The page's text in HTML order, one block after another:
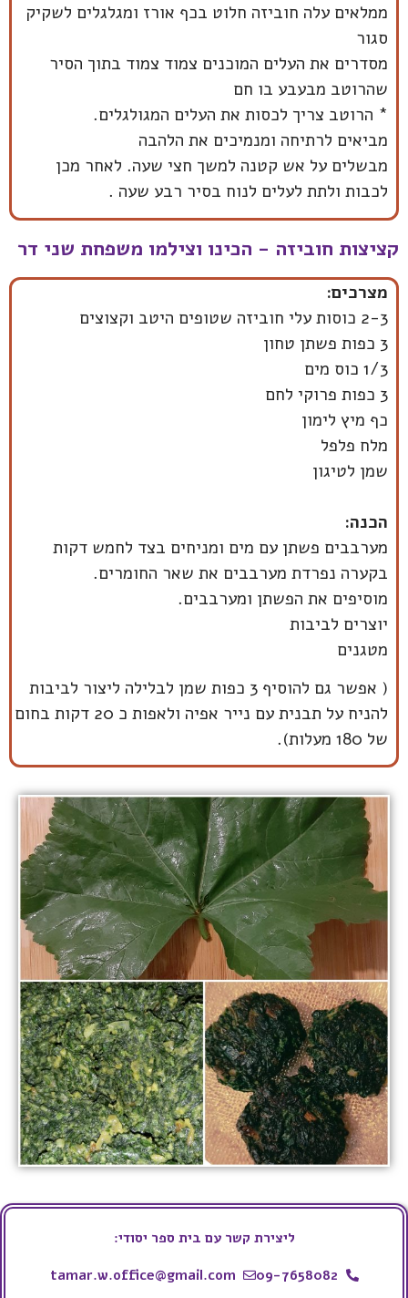
ממלאים עלה חוביזה חלוט בכף אורז ומגלגלים לשקיק
סגור
מסדרים את העלים המוכנים צמוד צמוד בתוך הסיר
שהרוטב מבעבע בו חם
* הרוטב צריך לכסות את העלים המגולגלים.
מביאים לרתיחה ומנמיכים את הלהבה
מבשלים על אש קטנה למשך חצי שעה. לאחר מכן
לכבות ולתת לעלים לנוח בסיר רבע שעה .
קציצות חוביזה - הכינו וצילמו משפחת שני דר
מצרכים:
2-3 כוסות עלי חוביזה שטופים היטב וקצוצים
3 כפות פשתן טחון
1/3 כוס מים
3 כפות פרוקי לחם
כף מיץ לימון
מלח פלפל
שמן לטיגון
הכנה:
מערבבים פשתן עם מים ומניחים בצד לחמש דקות
בקערה נפרדת מערבבים את שאר החומרים.
מוסיפים את הפשתן ומערבבים.
יוצרים לביבות
מטגנים
( אפשר גם להוסיף 3 כפות שמן לבלילה ליצור לביבות
להניח על תבנית עם נייר אפיה ולאפות כ 20 דקות בחום
של 180 מעלות).
ליצירת קשר עם בית ספר יסודי:
09-7658082
tamar.w.office@gmail.com